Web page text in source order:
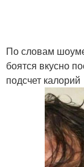
По словам
боятся вкусно
подсчет калорий